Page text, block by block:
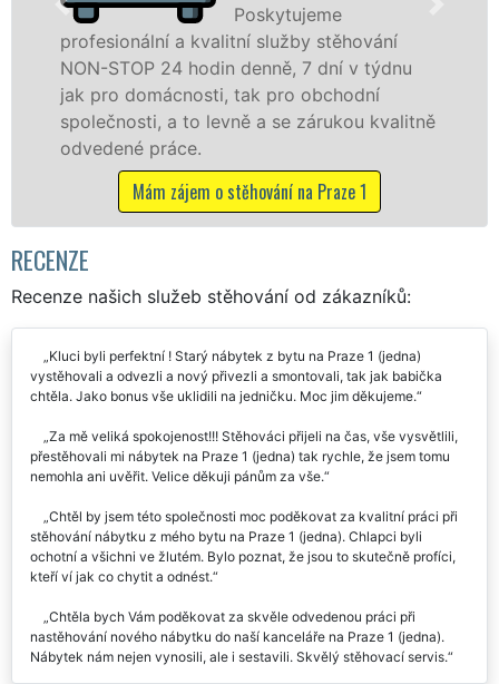
Poskytujeme
kvalitní služby stěhování
hodin denně, 7 dní v týdnu
tak pro obchodní
to levně a se zárukou kvalitně
o stěhování na Praze 1
služby
celém okresu
franchisové sítě
Nabízíme
RECENZE
Recenze našich služeb stěhování od zákazníků:
Kluci byli perfektní ! Starý nábytek z bytu na Praze 1 (jedna)
vystěhovali a odvezli a nový přivezli a smontovali, tak jak babička
chtěla. Jako bonus vše uklidili na jedničku. Moc jim děkujeme.
Za mě veliká spokojenost!!! Stěhováci přijeli na čas, vše vysvětlili,
přestěhovali mi nábytek na Praze 1 (jedna) tak rychle, že jsem tomu
nemohla ani uvěřit. Velice děkuji pánům za vše.
Chtěl by jsem této společnosti moc poděkovat za kvalitní práci při
stěhování nábytku z mého bytu na Praze 1 (jedna). Chlapci byli
ochotní a všichni ve žlutém. Bylo poznat, že jsou to skutečně profíci,
kteří ví jak co chytit a odnést.
Chtěla bych Vám poděkovat za skvěle odvedenou práci při
nastěhování nového nábytku do naší kanceláře na Praze 1 (jedna).
Nábytek nám nejen vynosili, ale i sestavili. Skvělý stěhovací servis.